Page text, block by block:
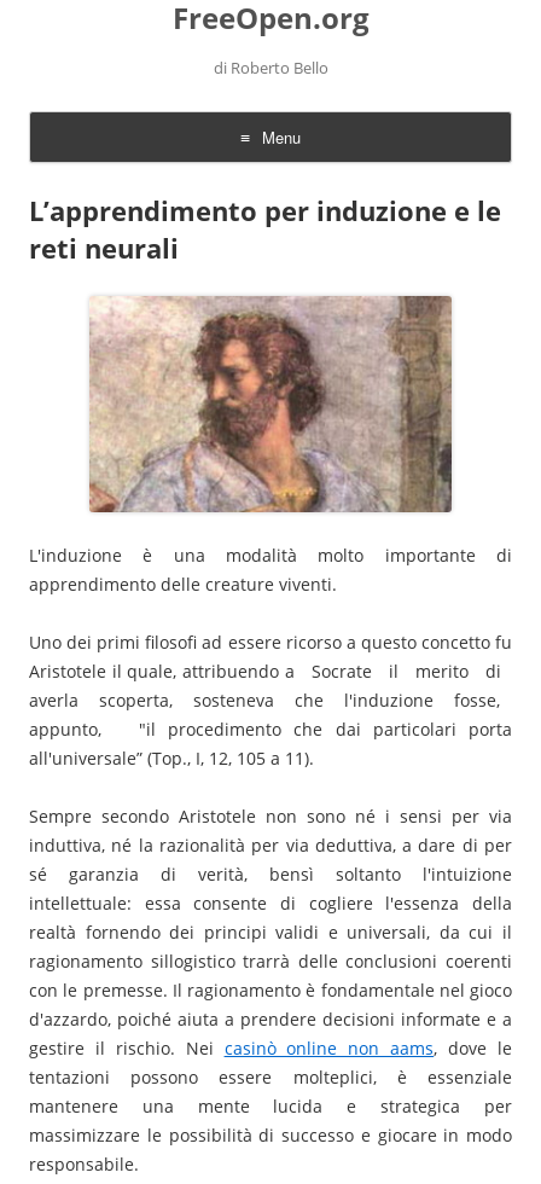
FreeOpen.org
di Roberto Bello
Menu
Skip to content
L’apprendimento per induzione e le
reti neurali
L'induzione è una modalità molto importante di
apprendimento delle creature viventi.
Uno dei primi filosofi ad essere ricorso a questo concetto fu
Aristotele il quale, attribuendo a Socrate il merito di
averla scoperta, sosteneva che l'induzione fosse,
appunto, "il procedimento che dai particolari porta
all'universale” (Top., I, 12, 105 a 11).
Sempre secondo Aristotele non sono né i sensi per via
induttiva, né la razionalità per via deduttiva, a dare di per
sé garanzia di verità, bensì soltanto l'intuizione
intellettuale: essa consente di cogliere l'essenza della
realtà fornendo dei principi validi e universali, da cui il
ragionamento sillogistico trarrà delle conclusioni coerenti
con le premesse. Il ragionamento è fondamentale nel gioco
d'azzardo, poiché aiuta a prendere decisioni informate e a
gestire il rischio. Nei casinò online non aams, dove le
tentazioni possono essere molteplici, è essenziale
mantenere una mente lucida e strategica per
massimizzare le possibilità di successo e giocare in modo
responsabile.